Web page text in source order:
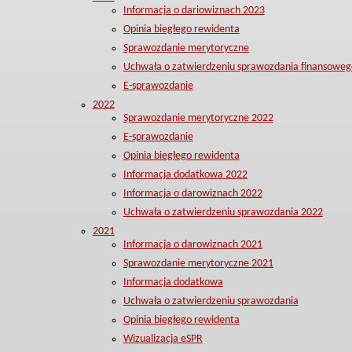
Informacja o dariowiznach 2023
Opinia biegłego rewidenta
Sprawozdanie merytoryczne
Uchwała o zatwierdzeniu sprawozdania
E-sprawozdanie
2022
Sprawozdanie merytoryczne 2022
E-sprawozdanie
Opinia biegłego rewidenta
Informacja dodatkowa 2022
Informacja o darowiznach 2022
Uchwała o zatwierdzeniu sprawozdania 2022
2021
Informacja o darowiznach 2021
Sprawozdanie merytoryczne 2021
Informacja dodatkowa
Uchwała o zatwierdzeniu sprawozdania
Opinia biegłego rewidenta
Wizualizacja eSPR